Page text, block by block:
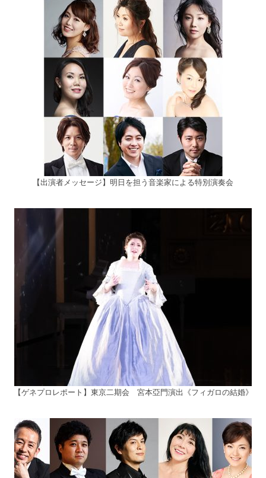
【出演者メッセージ】明日を担う音楽家による特別演奏会
【ゲネプロレポート】東京二期会 宮本亞門演出《フィガロの結婚》